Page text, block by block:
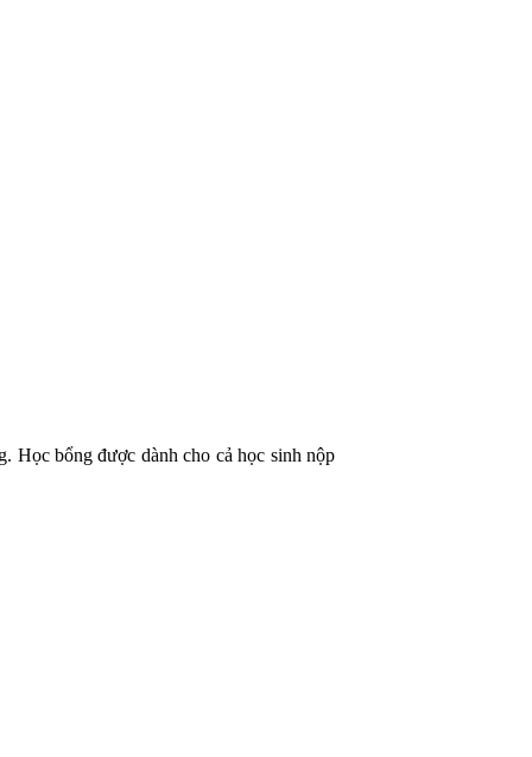
Học bổng được dành cho cả học sinh nộp